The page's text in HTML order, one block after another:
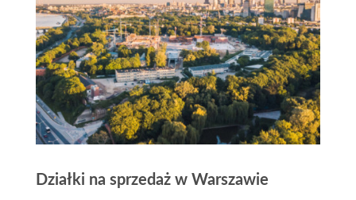
Działki na sprzedaż w Warszawie